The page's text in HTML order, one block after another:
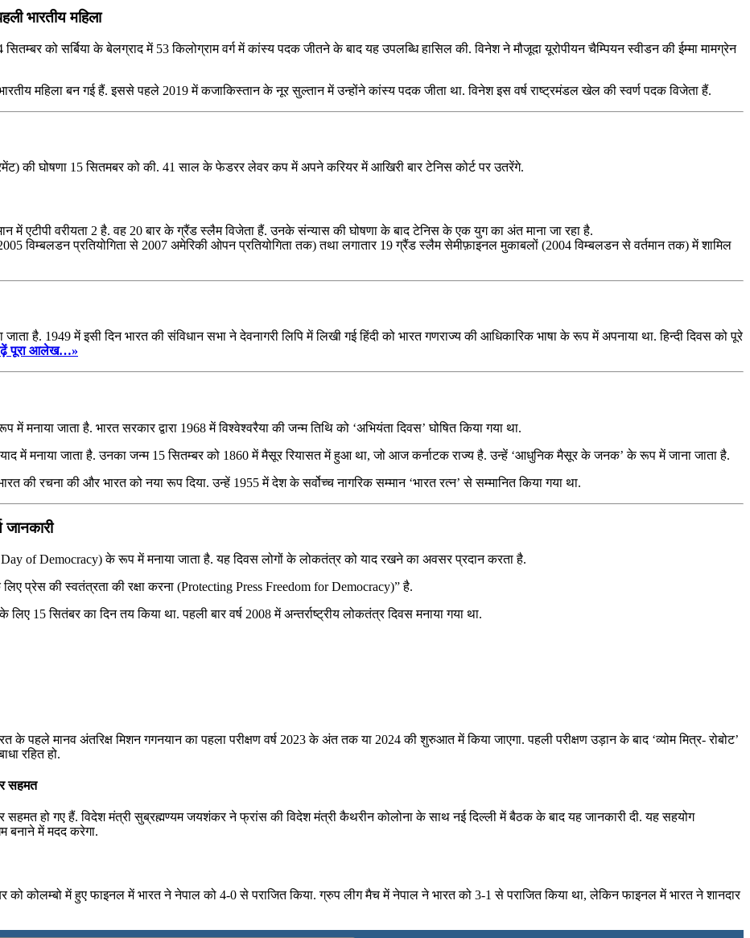
भारतीय महिला
को सर्बिया के बेलग्राद में 53 किलोग्राम वर्ग में कांस्य पदक जीतने के बाद यह उपलब्धि हासिल की. विनेश ने मौजूदा यूरोपीयन चैम्पियन स्वीडन की ईम्मा मामग्रेन
महिला बन गई हैं. इससे पहले 2019 में कजाकिस्तान के नूर सुल्तान में उन्होंने कांस्य पदक जीता था. विनेश इस वर्ष राष्ट्रमंडल खेल की स्वर्ण पदक विजेता हैं.
की घोषणा 15 सितमबर को की. 41 साल के फेडरर लेवर कप में अपने करियर में आखिरी बार टेनिस कोर्ट पर उतरेंगे.
में एटीपी वरीयता 2 है. वह 20 बार के ग्रैंड स्लैम विजेता हैं. उनके संन्यास की घोषणा के बाद टेनिस के एक युग का अंत माना जा रहा है.
विम्बलडन प्रतियोगिता से 2007 अमेरिकी ओपन प्रतियोगिता तक) तथा लगातार 19 ग्रैंड स्लैम सेमीफ़ाइनल मुकाबलों (2004 विम्बलडन से वर्तमान तक) में शामिल
है. 1949 में इसी दिन भारत की संविधान सभा ने देवनागरी लिपि में लिखी गई हिंदी को भारत गणराज्य की आधिकारिक भाषा के रूप में अपनाया था. हिन्दी दिवस को पूरे
पूरा आलेख…»
जाता है. भारत सरकार द्वारा 1968 में विश्वेश्वरैया की जन्म तिथि को ‘अभियंता दिवस’ घोषित किया गया था.
याद में मनाया जाता है. उनका जन्म 15 सितम्बर को 1860 में मैसूर रियासत में हुआ था, जो आज कर्नाटक राज्य है. उन्हें ‘आधुनिक मैसूर के जनक’ के रूप में जाना जाता है.
की रचना की और भारत को नया रूप दिया. उन्हें 1955 में देश के सर्वोच्च नागरिक सम्मान ‘भारत रत्न’ से सम्मानित किया गया था.
जानकारी
Day of Democracy) के रूप में मनाया जाता है. यह दिवस लोगों के लोकतंत्र को याद रखने का अवसर प्रदान करता है.
प्रेस की स्वतंत्रता की रक्षा करना (Protecting Press Freedom for Democracy)” है.
15 सितंबर का दिन तय किया था. पहली बार वर्ष 2008 में अन्तर्राष्ट्रीय लोकतंत्र दिवस मनाया गया था.
के पहले मानव अंतरिक्ष मिशन गगनयान का पहला परीक्षण वर्ष 2023 के अंत तक या 2024 की शुरुआत में किया जाएगा. पहली परीक्षण उड़ान के बाद ‘व्‍योम मित्र- रोबोट’
रहित हो.
सहमत
सहमत हो गए हैं. विदेश मंत्री सुब्रह्मण्‍यम जयशंकर ने फ्रांस की विदेश मंत्री कैथरीन कोलोना के साथ नई दिल्‍ली में बैठक के बाद यह जानकारी दी. यह सहयोग
बनाने में मदद करेगा.
कोलम्बो में हुए फाइनल में भारत ने नेपाल को 4-0 से पराजित किया. ग्रुप लीग मैच में नेपाल ने भारत को 3-1 से पराजित किया था, लेकिन फाइनल में भारत ने शानदार